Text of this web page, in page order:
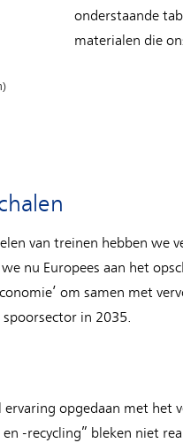
onderstaande
materialen die
van treinen hebben we
nu Europees aan het
om samen met
in 2035.
opgedaan met het
-recycling” bleken niet